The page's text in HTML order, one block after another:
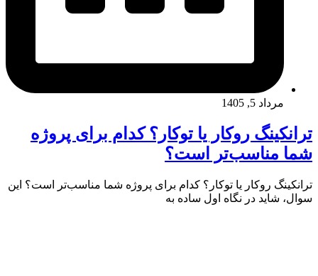
مرداد 5, 1405
ترانکینگ روکار یا توکار؟ کدام برای پروژه
شما مناسب‌تر است؟
ترانکینگ روکار یا توکار؟ کدام برای پروژه شما مناسب‌تر است؟ این
سوال، شاید در نگاه اول ساده به